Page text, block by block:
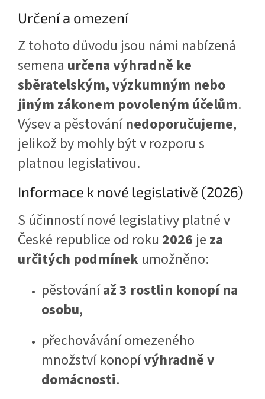
Určení a omezení
Z tohoto důvodu jsou námi nabízená
semena určena výhradně ke
sběratelským, výzkumným nebo
jiným zákonem povoleným účelům.
Výsev a pěstovánínedoporučujeme,
jelikož by mohly být v rozporu s
platnou legislativou.
Informace k nové legislativě (2026)
S účinností nové legislativy platné v
České republice od roku 2026 je za
určitých podmínek umožněno:
pěstováníaž 3 rostlin konopí na
osobu,
přechovávání omezeného
množství konopívýhradně v
domácnosti.